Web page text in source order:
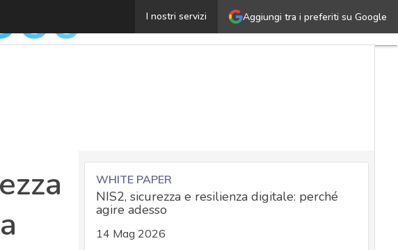
Aggiungi tra i preferiti su Google
I nostri servizi
Data Protection Day, la consapevolezza come forma
WHITE PAPER
NIS2, sicurezza e resilienza digitale: perché
agire adesso
14 Mag 2026